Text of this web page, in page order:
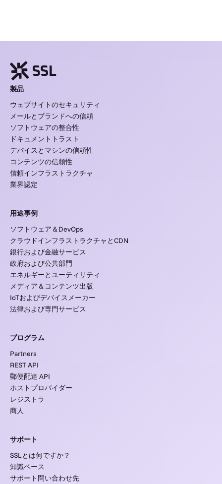
製品
ウェブサイトのセキュリティ
メールとブランドへの信頼
ソフトウェアの整合性
ドキュメントトラスト
デバイスとマシンの信頼性
コンテンツの信頼性
信頼インフラストラクチャ
業界認定
用途事例
ソフトウェア＆DevOps
クラウドインフラストラクチャとCDN
銀行および金融サービス
政府および公共部門
エネルギーとユーティリティ
メディア＆コンテンツ出版
IoTおよびデバイスメーカー
法律および専門サービス
プログラム
Partners
REST API
郵便配達 API
ホストプロバイダー
レジストラ
商人
サポート
SSLとは何ですか？
知識ベース
サポート問い合わせ先